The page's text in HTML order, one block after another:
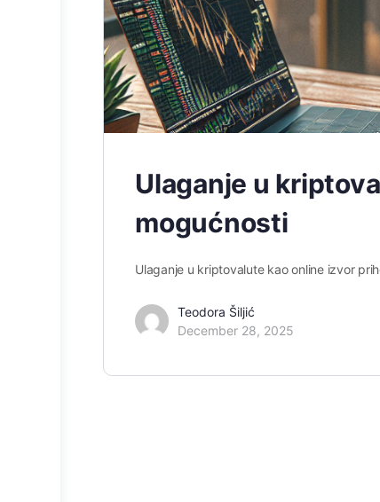
Ulaganje u
mogućnosti
Ulaganje u kriptovalute kao online izvor
Teodora Šiljić
December 28, 2025